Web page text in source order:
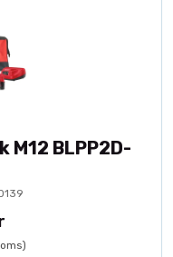
M12 BLPP2D-